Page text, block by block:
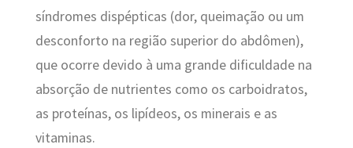
síndromes dispépticas (dor, queimação ou um
desconforto na região superior do abdômen),
que ocorre devido à uma grande dificuldade na
absorção de nutrientes como os carboidratos,
as proteínas, os lipídeos, os minerais e as
vitaminas.